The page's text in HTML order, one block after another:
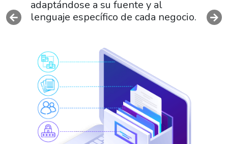
adaptándose a su fuente y al
lenguaje específico de cada negocio.